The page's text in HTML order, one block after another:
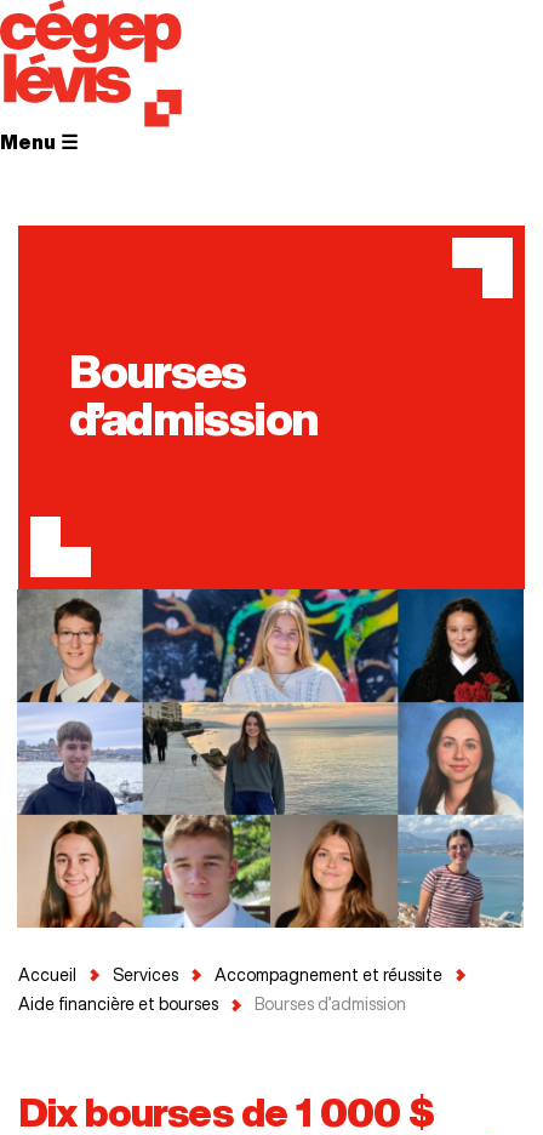
Menu ☰
Bourses
d’admission
Accueil Services
Accompagnement et réussite
Aide financière et bourses
Bourses d’admission
Dix bourses de 1 000 $